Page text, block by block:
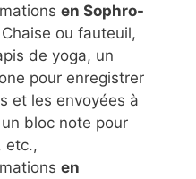
en Sophro-
ou fauteuil,
de yoga, un
pour enregistrer
et les envoyées à
bloc note pour
etc.,
en